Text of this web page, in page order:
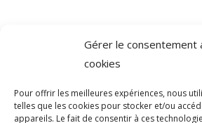
Gérer le consentement
cookies
Pour offrir les meilleures expériences, nous
telles que les cookies pour stocker et/ou
appareils. Le fait de consentir à ces
Direction de l'information légale et
comarquage developpé par